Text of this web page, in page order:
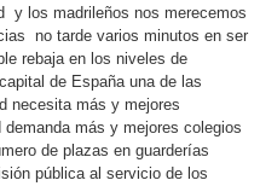
y los madrileños nos merecemos
no tarde varios minutos en ser
rebaja en los niveles de
de España una de las
necesita más y mejores
más y mejores colegios
de plazas en guarderías
pública al servicio de los